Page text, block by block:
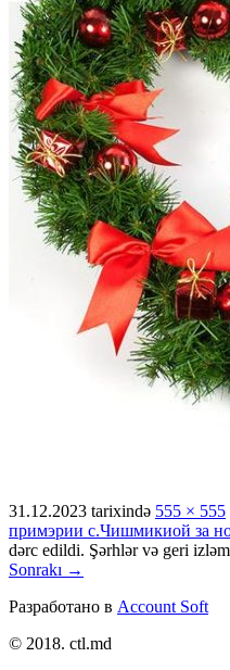
31.12.2023 tarixində 555 × 555
примэрии с.Чишмикиой за
dərc edildi. Şərhlər və geri
Sonrakı →
Разработано в Account Soft
© 2018. ctl.md